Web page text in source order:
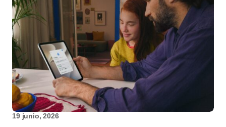
19 junio, 2026